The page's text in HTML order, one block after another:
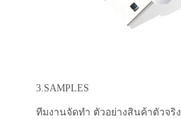
3.SAMPLES
ทีมงานจัดทำ ตัวอย่างสินค้าตัวจริง